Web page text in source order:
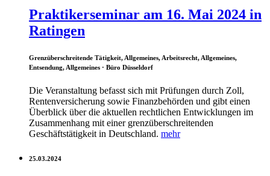
Praktikerseminar am 16. Mai 2024 in
Ratingen
Grenzüberschreitende Tätigkeit, Allgemeines, Arbeitsrecht, Allgemeines,
Entsendung, Allgemeines · Büro Düsseldorf
Die Veranstaltung befasst sich mit Prüfungen durch Zoll,
Rentenversicherung sowie Finanzbehörden und gibt einen
Überblick über die aktuellen rechtlichen Entwicklungen im
Zusammenhang mit einer grenzüberschreitenden
Geschäftstätigkeit in Deutschland. mehr
25.03.2024